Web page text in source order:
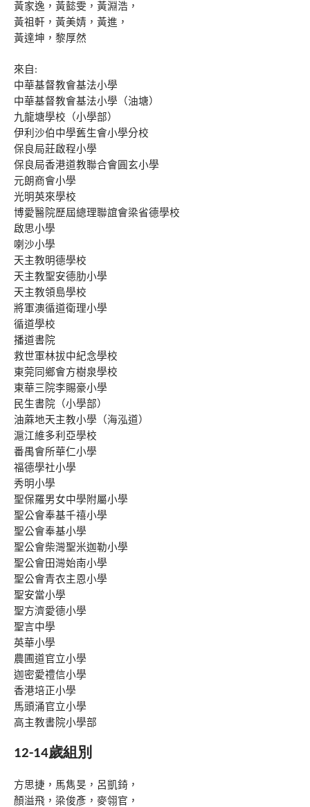
黃家逸，黃懿雯，黃淵浩，
黃祖軒，黃美婧，黃進，
黃達坤，黎厚然
來自 :
中華基督教會基法小學
中華基督教會基法小學（油塘）
九龍塘學校（小學部）
伊利沙伯中學舊生會小學分校
保良局莊啟程小學
保良局香港道教聯合會圓玄小學
元朗商會小學
光明英來學校
博愛醫院歷屆總理聯誼會梁省德學校
啟思小學
喇沙小學
天主教明德學校
天主教聖安德肋小學
天主教領島學校
將軍澳循道衛理小學
循道學校
播道書院
救世軍林拔中紀念學校
東莞同鄉會方樹泉學校
東華三院李賜豪小學
民生書院（小學部）
油蔴地天主教小學（海泓道）
滬江維多利亞學校
番禺會所華仁小學
福德學社小學
秀明小學
聖保羅男女中學附屬小學
聖公會奉基千禧小學
聖公會奉基小學
聖公會柴灣聖米迦勒小學
聖公會田灣始南小學
聖公會青衣主恩小學
聖安當小學
聖方濟愛德小學
聖言中學
英華小學
農圃道官立小學
迦密愛禮信小學
香港培正小學
馬頭涌官立小學
高主教書院小學部
12-14歲組別
方思捷，馬雋旻，呂凱錡，
顏溢飛，梁俊彥，麥翎官，